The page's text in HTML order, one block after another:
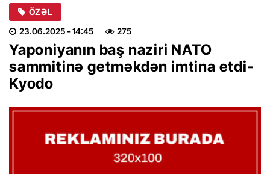
ÖZƏL
23.06.2025- 14:45 275
Yaponiyanın baş naziri NATO
sammitinə getməkdən imtina etdi-
Kyodo